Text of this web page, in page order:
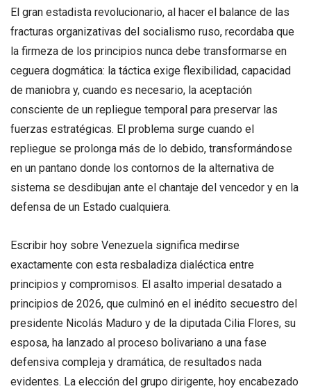
El gran estadista revolucionario, al hacer el balance de las
fracturas organizativas del socialismo ruso, recordaba que
la firmeza de los principios nunca debe transformarse en
ceguera dogmática: la táctica exige flexibilidad, capacidad
de maniobra y, cuando es necesario, la aceptación
consciente de un repliegue temporal para preservar las
fuerzas estratégicas. El problema surge cuando el
repliegue se prolonga más de lo debido, transformándose
en un pantano donde los contornos de la alternativa de
sistema se desdibujan ante el chantaje del vencedor y en la
defensa de un Estado cualquiera.
Escribir hoy sobre Venezuela significa medirse
exactamente con esta resbaladiza dialéctica entre
principios y compromisos. El asalto imperial desatado a
principios de 2026, que culminó en el inédito secuestro del
presidente Nicolás Maduro y de la diputada Cilia Flores, su
esposa, ha lanzado al proceso bolivariano a una fase
defensiva compleja y dramática, de resultados nada
evidentes. La elección del grupo dirigente, hoy encabezado